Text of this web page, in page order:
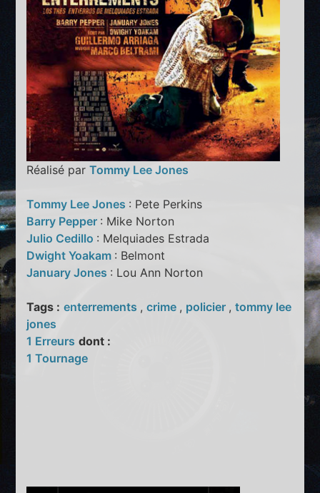
Réalisé parTommy Lee Jones
Tommy Lee Jones : Pete Perkins
Barry Pepper : Mike Norton
Julio Cedillo : Melquiades Estrada
Dwight Yoakam : Belmont
January Jones : Lou Ann Norton
Tags : enterrements ,crime , policier ,tommy lee
jones
1 Erreurs dont :
1 Tournage